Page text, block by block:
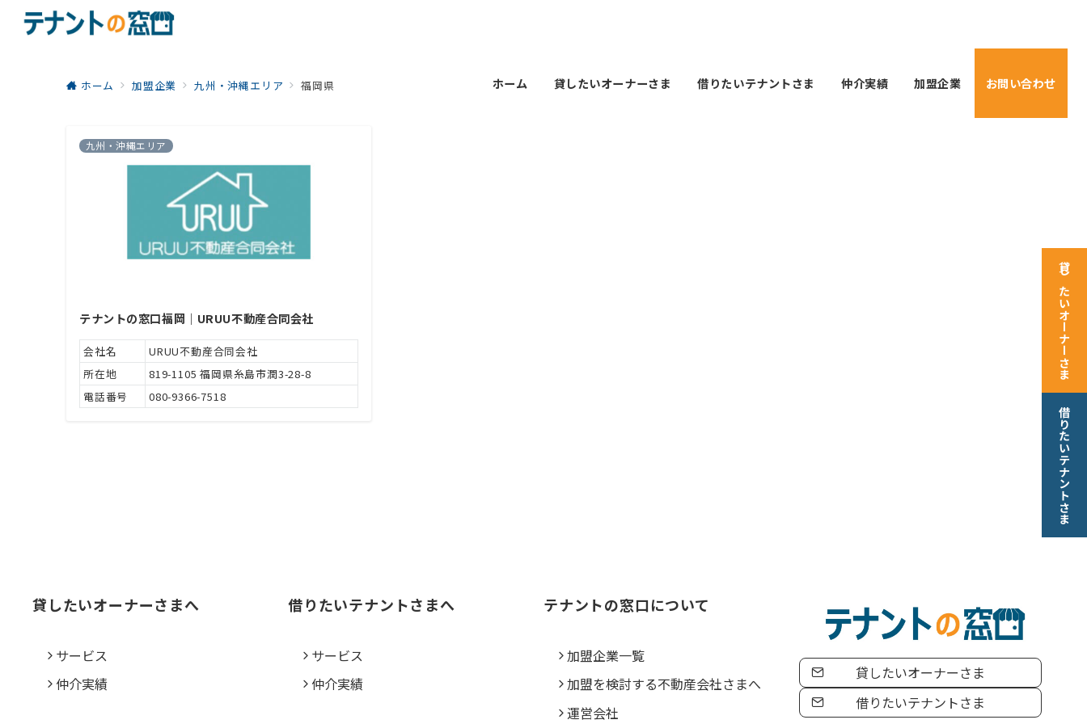
ホーム 貸したいオーナーさま 借りたいテナントさま 仲介実績 加盟企業 お問い合わせ
ホーム 加盟企業 九州・沖縄エリア 福岡県
九州・沖縄エリア
テナントの窓口福岡｜URUU不動産合同会社
会社名
URUU不動産合同会社
所在地
819-1105 福岡県糸島市潤3-28-8
電話番号
080-9366-7518
貸したいオーナーさまへ
サービス
仲介実績
借りたいテナントさまへ
サービス
仲介実績
テナントの窓口について
加盟企業一覧
加盟を検討する不動産会社さまへ
運営会社
貸したいオーナーさま
借りたいテナントさま
貸したいオーナーさま
借りたいテナントさま